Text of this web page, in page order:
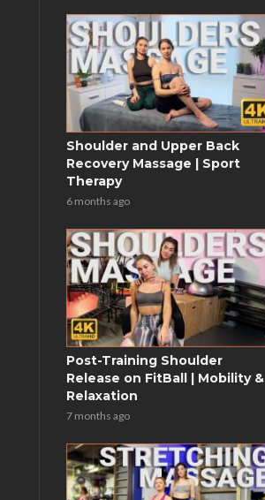
Shoulder and Upper Back
Recovery Massage | Sport
Therapy
6 months ago
Post-Training Shoulder
Release on FitBall | Mobility &
Relaxation
7 months ago